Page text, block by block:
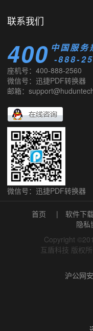
联系我们
400 -888-
中国服务
座机号：400-888-2560
微信号：迅捷PDF转换器
邮箱：
微信号：迅捷PDF转换器
首页 | 软件下
隐私
Copyright
互盾科技 版权
沪公网